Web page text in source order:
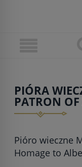
PIÓRA
PATRON
Pióro wieczne
Homage to